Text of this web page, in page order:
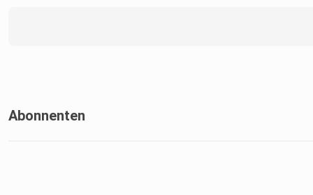
Abonnenten